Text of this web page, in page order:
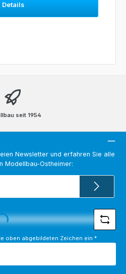
Details
seit 1954
Newsletter und erfahren Sie alle
Modellbau-Ostheimer:
oben abgebildeten Zeichen ein *